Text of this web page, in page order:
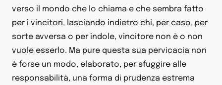
verso il mondo che lo chiama e che sembra fatto
per i vincitori, lasciando indietro chi, per caso, per
sorte avversa o per indole, vincitore non è o non
vuole esserlo. Ma pure questa sua pervicacia non
è forse un modo, elaborato, per sfuggire alle
responsabilità, una forma di prudenza estrema